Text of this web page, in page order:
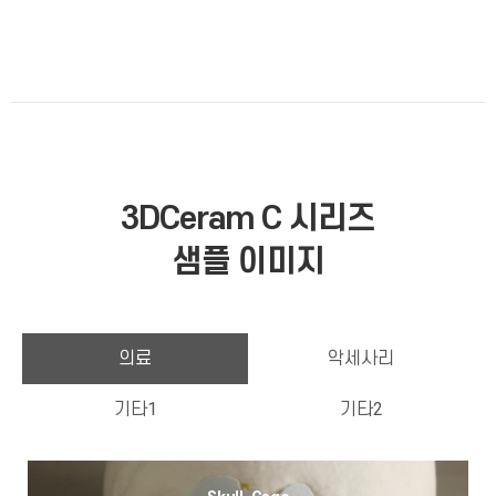
3DCeram C 시리즈
샘플 이미지
의료 악세사리
기타1 기타2